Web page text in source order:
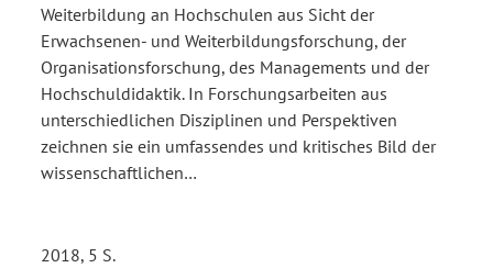
Weiterbildung an Hochschulen aus Sicht der
Erwachsenen- und Weiterbildungsforschung, der
Organisationsforschung, des Managements und der
Hochschuldidaktik. In Forschungsarbeiten aus
unterschiedlichen Disziplinen und Perspektiven
zeichnen sie ein umfassendes und kritisches Bild der
wissenschaftlichen…
2018, 5 S.